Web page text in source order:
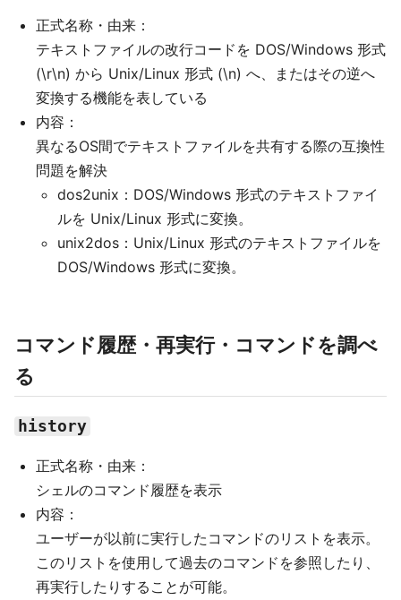
正式名称・由来：
テキストファイルの改行コードを DOS/Windows 形式
(\r\n) から Unix/Linux 形式 (\n) へ、またはその逆へ
変換する機能を表している
内容：
異なるOS間でテキストファイルを共有する際の互換性
問題を解決
dos2unix：DOS/Windows 形式のテキストファイ
ルを Unix/Linux 形式に変換。
unix2dos：Unix/Linux 形式のテキストファイルを
DOS/Windows 形式に変換。
コマンド履歴・再実行・コマンドを調べ
る
history
正式名称・由来：
シェルのコマンド履歴を表示
内容：
ユーザーが以前に実行したコマンドのリストを表示。
このリストを使用して過去のコマンドを参照したり、
再実行したりすることが可能。